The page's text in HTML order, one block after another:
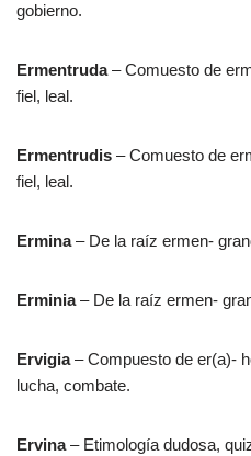
gobierno.
Ermentruda– Comuesto de
fiel, leal.
Ermentrudis – Comuesto de
fiel, leal.
Ermina– De la raíz ermen-
Erminia– De la raíz ermen-
Ervigia– Compuesto de er(a)-
lucha, combate.
Ervina– Etimología dudosa,